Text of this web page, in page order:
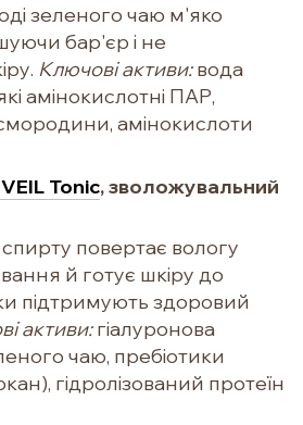
зеленого чаю м'яко
бар'єр і не
Ключові активи:вода
амінокислотні ПАР,
амінокислоти
Tonic, зволожувальний
повертає вологу
й готує шкіру до
підтримують здоровий
активи:гіалуронова
чаю, пребіотики
гідролізований протеїн